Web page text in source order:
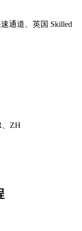
通道、英国 Skilled
、ZH